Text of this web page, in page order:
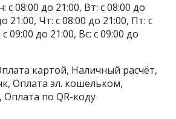
08:00 до 21:00, Вт: с 08:00 до
21:00, Чт: с 08:00 до 21:00, Пт: с
09:00 до 21:00, Вс: с 09:00 до
картой, Наличный расчёт,
Оплата эл. кошельком,
по QR-коду